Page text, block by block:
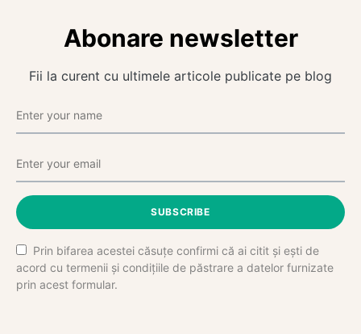
Abonare newsletter
Fii la curent cu ultimele articole publicate pe blog
SUBSCRIBE
Prin bifarea acestei căsuțe confirmi că ai citit și ești de
acord cu termenii și condițiile de păstrare a datelor furnizate
prin acest formular.